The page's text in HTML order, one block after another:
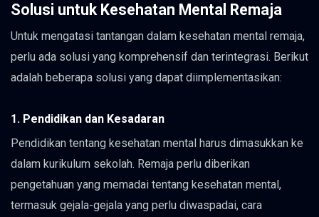
Solusi untuk Kesehatan Mental Remaja
Untuk mengatasi tantangan dalam kesehatan mental remaja,
perlu ada solusi yang komprehensif dan terintegrasi. Berikut
adalah beberapa solusi yang dapat diimplementasikan:
1. Pendidikan dan Kesadaran
Pendidikan tentang kesehatan mental harus dimasukkan ke
dalam kurikulum sekolah. Remaja perlu diberikan
pengetahuan yang memadai tentang kesehatan mental,
termasuk gejala-gejala yang perlu diwaspadai, cara